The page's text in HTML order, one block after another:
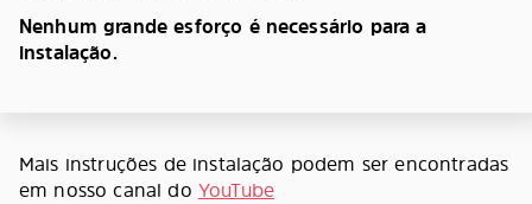
Nenhum grande esforço é necessário para a
instalação.
Mais instruções de instalação podem ser encontradas
em nosso canal do YouTube